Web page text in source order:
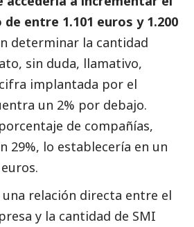
entre 1.101 euros y 1.200
determinar la cantidad
sin duda, llamativo,
implantada por el
un 2% por debajo.
de compañías,
29%, lo establecería en un
relación directa entre el
y la cantidad de SMI